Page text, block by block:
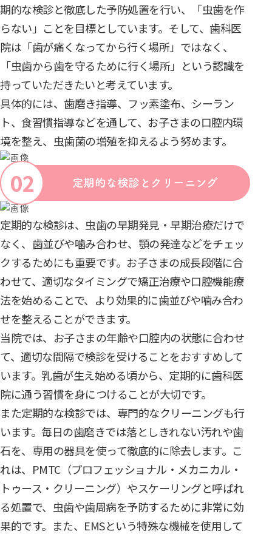
期的な検診と徹底した予防処置を行い、「虫歯を作
らない」ことを目標としています。そして、歯科医
院は「歯が痛くなってから行く場所」ではなく、
「虫歯から歯を守るために行く場所」という認識を
持っていただきたいと考えています。
具体的には、歯磨き指導、フッ素塗布、シーラン
ト、食習慣指導などを通して、お子さまの口腔内環
境を整え、虫歯菌の増殖を抑えるよう努めます。
定期的な検診とクリーニング
定期的な検診は、虫歯の早期発見・早期治療だけで
なく、歯並びや噛み合わせ、顎の発達などをチェッ
クするためにも重要です。お子さまの成長段階に合
わせて、適切なタイミングで矯正治療や口腔機能療
法を始めることで、より効果的に歯並びや噛み合わ
せを整えることができます。
当院では、お子さまの年齢や口腔内の状態に合わせ
て、適切な間隔で検診を受けることをおすすめして
います。乳歯が生え始める頃から、定期的に歯科医
院に通う習慣を身につけることが大切です。
また定期的な検診では、専門的なクリーニングも行
います。毎日の歯磨きでは落としきれない汚れや歯
石を、専用の器具を使って徹底的に除去します。こ
れは、PMTC（プロフェッショナル・メカニカル・
トゥース・クリーニング）やスケーリングと呼ばれ
る処置で、虫歯や歯周病を予防するために非常に効
果的です。また、EMSという特殊な機械を使用して